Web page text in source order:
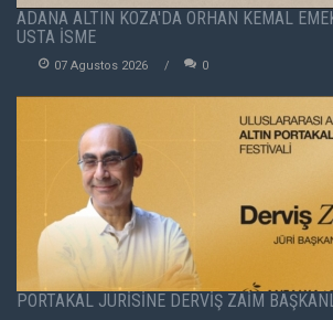
ADANA ALTIN KOZA'DA ORHAN KEMAL
USTA İSME
07 Agustos 2026 0
PORTAKAL JÜRİSİNE DERVİŞ ZAİM